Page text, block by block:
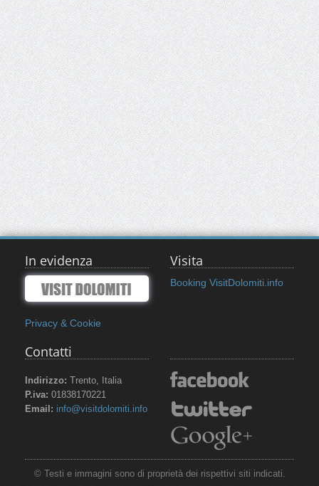
In evidenza
Privacy & Cookie
Visita
Booking VisitDolomiti.info
Contatti
Indirizzo: Trento, Italia
P.iva: 01838170221
Email: info@visitdolomiti.info
© Testi e immagini sono di proprietà dei rispettivi siti indicati.